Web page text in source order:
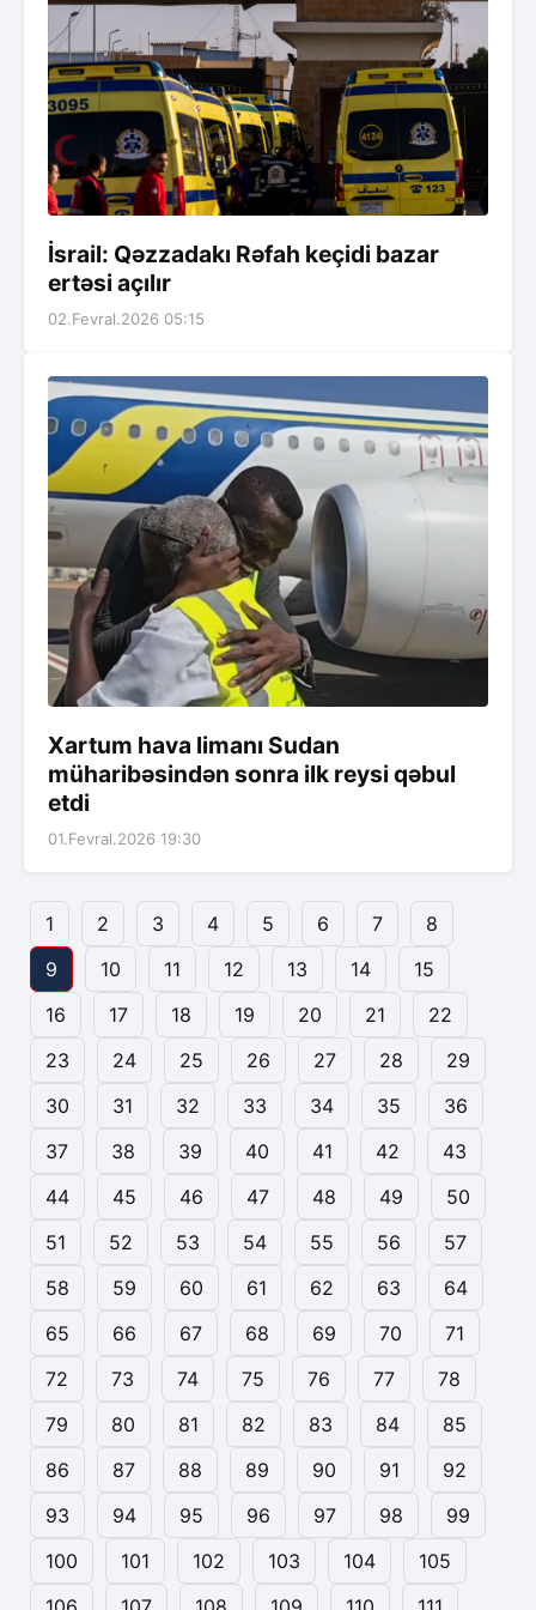
İsrail: Qəzzadakı Rəfah keçidi bazar
ertəsi açılır
02.Fevral.2026 05:15
Xartum hava limanı Sudan
müharibəsindən sonra ilk reysi qəbul
etdi
01.Fevral.2026 19:30
1 2 3 4 5 6 7
8
9
10 11 12 13 14
15
16
17 18 19 20 21
22
23
24 25 26 27 28
29
30
31 32 33 34 35
36
37
38 39 40 41 42
43
44
45 46 47 48 49
50
51
52 53 54 55 56
57
58
59 60 61 62 63
64
65
66 67 68 69 70
71
72
73 74 75 76 77
78
79
80 81 82 83 84
85
86
87 88 89 90 91
92
93
94 95 96 97 98
99
100
101 102 103 104
105